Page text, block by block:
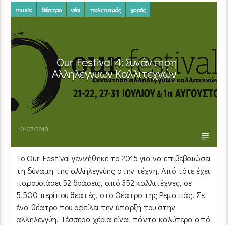
music θέατρο νέα πολιτισμός χορός
Our Festival 4: Συνάντηση
Αλληλέγγυων Καλλιτεχνών
10/07/2018
Το Our Festival γεννήθηκε το 2015 για να επιβεβαιώσει
τη δύναμη της αλληλεγγύης στην τέχνη. Από τότε έχει
παρουσιάσει 52 δράσεις, από 352 καλλιτέχνες, σε
5.500 περίπου θεατές, στο Θέατρο της Ρεματιάς. Σε
ένα θέατρο που οφείλει την ύπαρξή του στην
αλληλεγγύη. Τέσσερα χέρια είναι πάντα καλύτερα από